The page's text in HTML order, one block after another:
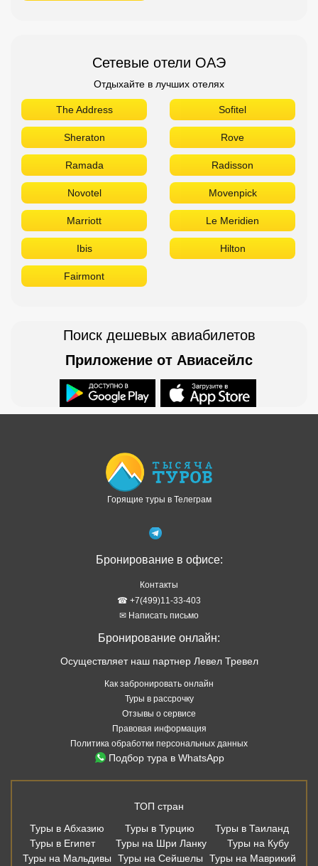
Сетевые отели ОАЭ
Отдыхайте в лучших отелях
The Address Sofitel
Sheraton Rove
Ramada Radisson
Novotel Movenpick
Marriott Le Meridien
Ibis Hilton
Fairmont
Поиск дешевых авиабилетов
Приложение от Авиасейлс
Горящие туры в Телеграм
Бронирование в офисе:
Контакты
☎ +7(499)11-33-403
✉ Написать письмо
Бронирование онлайн:
Осуществляет наш партнер Левел Тревел
Как забронировать онлайн
Туры в рассрочку
Отзывы о сервисе
Правовая информация
Политика обработки персональных данных
Подбор тура в WhatsApp
ТОП стран
Туры в Абхазию
Туры в Турцию
Туры в Таиланд
Туры в Египет
Туры на Шри Ланку
Туры на Кубу
Туры на Мальдивы
Туры на Сейшелы
Туры на Маврикий